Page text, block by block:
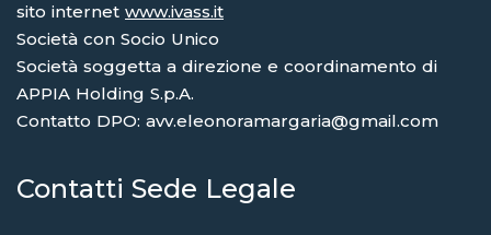
sito internet www.ivass.it
Società con Socio Unico
Società soggetta a direzione e coordinamento di
APPIA Holding S.p.A.
Contatto DPO: avv.eleonoramargaria@gmail.com
Contatti Sede Legale